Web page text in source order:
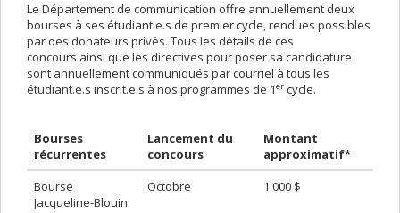
Le Département de communication offre annuellement deux
bourses à ses étudiant.e.s de premier cycle, rendues possibles
par des donateurs privés. Tous les détails de ces
concours ainsi que les directives pour poser sa candidature
sont annuellement communiqués par courriel à tous les
étudiant.e.s inscrit.e.s à nos programmes de 1er cycle.
Bourses
récurrentes
Lancement du
concours
Montant
approximatif*
Bourse
Jacqueline-Blouin
Octobre 1 000 $